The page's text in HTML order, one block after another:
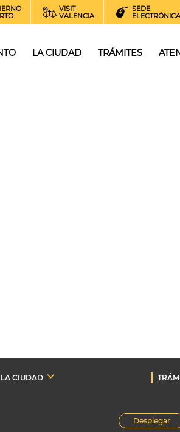
VISIT
VALENCIA
SEDE
LA CIUDAD TRÁMITES
LA CIUDAD
Desplegar